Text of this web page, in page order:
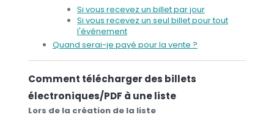
Si vous recevez un billet par jour
Si vous recevez un seul billet pour tout
l'événement
Quand serai-je payé pour la vente ?
Comment télécharger des billets
électroniques/PDF à une liste
Lors de la création de la liste